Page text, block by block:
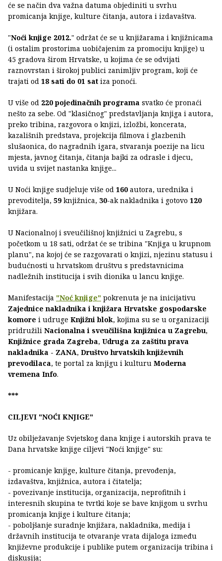
će se način dva važna datuma objediniti u svrhu
promicanja knjige, kulture čitanja, autora i izdavaštva.
"Noći knjige 2012." održat će se u knjižarama i knjižnicama
(i ostalim prostorima uobičajenim za promociju knjige) u
45 gradova širom Hrvatske, u kojima će se odvijati
raznovrstan i širokoj publici zanimljiv program, koji će
trajati od 18 sati do 01 sat iza ponoći.
U više od 220 pojedinačnih programa svatko će pronaći
nešto za sebe. Od "klasičnog" predstavljanja knjiga i autora,
preko tribina, razgovora o knjizi, izložbi, koncerata,
kazališnih predstava, projekcija filmova i glazbenih
slušaonica, do nagradnih igara, stvaranja poezije na licu
mjesta, javnog čitanja, čitanja bajki za odrasle i djecu,
uvida u svijet nastanka knjige...
U Noći knjige sudjeluje više od 160 autora, urednika i
prevoditelja, 59 knjižnica, 30-ak nakladnika i gotovo 120
knjižara.
U Nacionalnoj i sveučilišnoj knjižnici u Zagrebu, s
početkom u 18 sati, održat će se tribina "Knjiga u krupnom
planu", na kojoj će se razgovarati o knjizi, njezinu statusu i
budućnosti u hrvatskom društvu s predstavnicima
nadležnih institucija i svih dionika u lancu knjige.
Manifestacija "Noć knjige" pokrenuta je na inicijativu
Zajednice nakladnika i knjižara Hrvatske gospodarske
komore i udruge Knjižni blok, kojima su se u organizaciji
pridružili Nacionalna i sveučilišna knjižnica u Zagrebu,
Knjižnice grada Zagreba, Udruga za zaštitu prava
nakladnika - ZANA, Društvo hrvatskih književnih
prevodilaca, te portal za knjigu i kulturu Moderna
vremena Info.
***
CILJEVI "NOĆI KNJIGE"
Uz obilježavanje Svjetskog dana knjige i autorskih prava te
Dana hrvatske knjige ciljevi "Noći knjige" su:
- promicanje knjige, kulture čitanja, prevođenja,
izdavaštva, knjižnica, autora i čitatelja;
- povezivanje institucija, organizacija, neprofitnih i
interesnih skupina te tvrtki koje se bave knjigom u svrhu
promicanja knjige i kulture čitanja;
- poboljšanje suradnje knjižara, nakladnika, medija i
državnih institucija te otvaranje vrata dijaloga između
književne produkcije i publike putem organizacija tribina i
diskusija;